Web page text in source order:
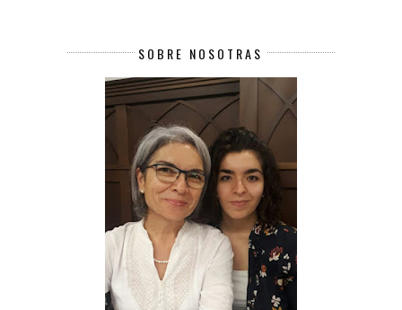
SOBRE NOSOTRAS